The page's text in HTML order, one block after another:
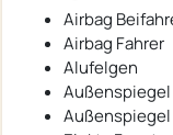
Airbag
Airbag Fahrer
Alufelgen